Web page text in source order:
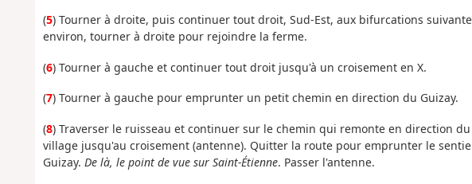
(5) Tourner à droite, puis continuer tout droit, Sud-Est, aux bifurcations
environ, tourner à droite pour rejoindre la ferme.
(6) Tourner à gauche et continuer tout droit jusqu'à un croisement en X.
(7) Tourner à gauche pour emprunter un petit chemin en direction du Guizay.
(8) Traverser le ruisseau et continuer sur le chemin qui remonte en direction
village jusqu'au croisement (antenne). Quitter la route pour emprunter le
Guizay. De là, le point de vue sur Saint-Étienne. Passer l'antenne.